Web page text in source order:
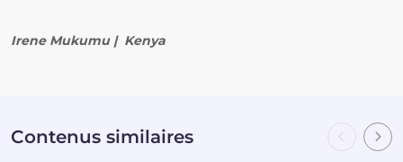
Irene Mukumu | Kenya
Contenus similaires